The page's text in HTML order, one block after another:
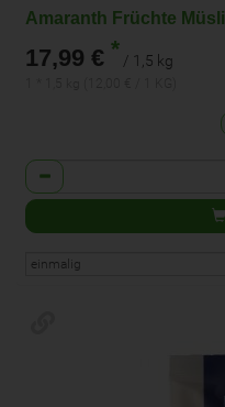
Amaranth Früchte Müsli
17,99 € * / 1,5 kg
Anzahl